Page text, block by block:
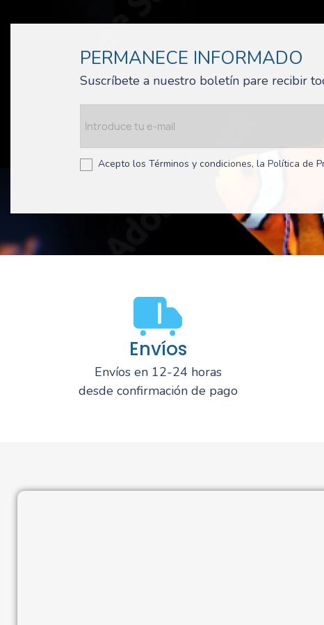
PERMANECE INFORMADO
Suscríbete a nuestro boletín pare recibir
Acepto los Términos y condiciones, la Política de
Envíos
Envíos en 12-24 horas
desde confirmación de pago